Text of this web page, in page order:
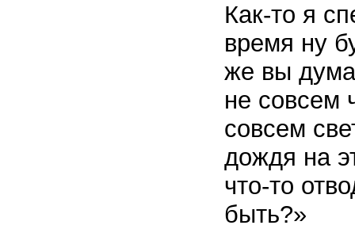
Как-то я
время ну
же вы
не совсем
совсем
дождя на
что-то
быть?»